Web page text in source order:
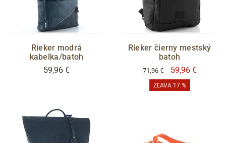
Rieker modrá
kabelka/batoh
59,96 €
Rieker čierny mestský
batoh
71,96 € 59,96 €
ZĽAVA 17 %